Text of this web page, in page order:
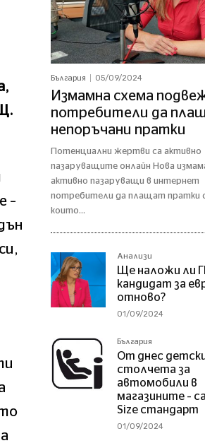
–
България 05/09/2024
Измамна схема
потребители да
непоръчани пратки
Потенциални жертви са активно
пазаруващите онлайн Нова
активно пазаруващи в интернет
потребители да плащат пратки
които...
Анализи
Ще наложи ли
кандидат за
отново?
01/09/2024
България
От днес
столчета за
автомобили в
магазините –
Size стандарт
01/09/2024